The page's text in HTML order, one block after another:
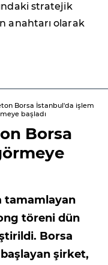
stratejik
anahtarı olarak
Borsa İstanbul'da işlem
başladı
Borsa
tamamlayan
töreni dün
Borsa
şirket,